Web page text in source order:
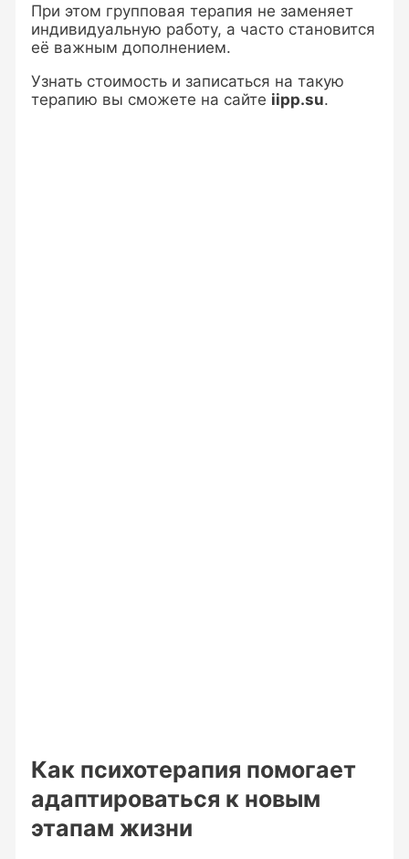
При этом групповая терапия не заменяет
индивидуальную работу, а часто становится
её важным дополнением.
Узнать стоимость и записаться на такую
терапию вы сможете на сайте iipp.su.
Как психотерапия помогает
адаптироваться к новым
этапам жизни